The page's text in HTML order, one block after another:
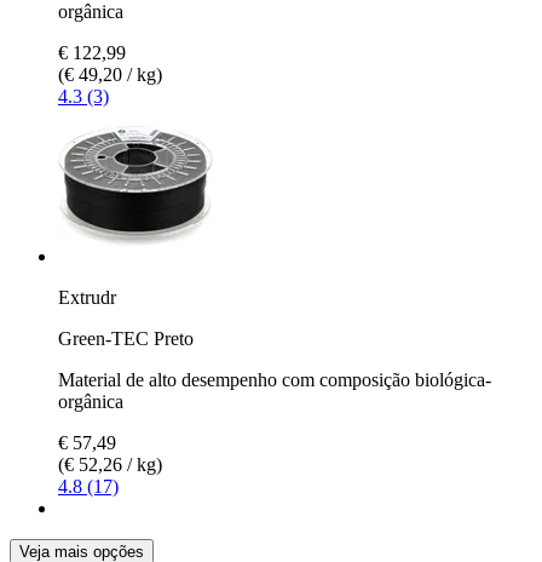
orgânica
€ 122,99
(€ 49,20 / kg)
4.3 (3)
Extrudr
Green-TEC Preto
Material de alto desempenho com composição biológica-
orgânica
€ 57,49
(€ 52,26 / kg)
4.8 (17)
Veja mais opções